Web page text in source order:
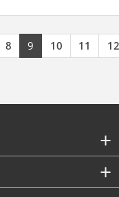
8 9 10 11 12